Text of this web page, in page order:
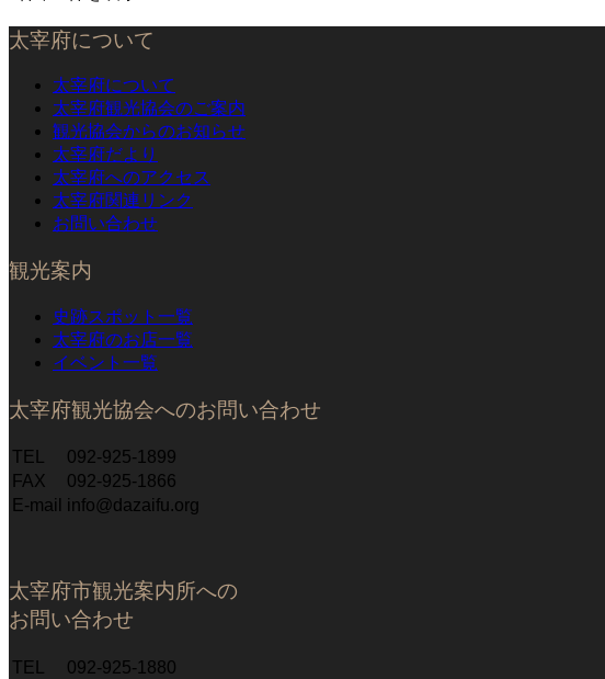
太宰府について
太宰府について
太宰府観光協会のご案内
観光協会からのお知らせ
太宰府だより
太宰府へのアクセス
太宰府関連リンク
お問い合わせ
観光案内
史跡スポット一覧
太宰府のお店一覧
イベント一覧
太宰府観光協会へのお問い合わせ
TEL
092-925-1899
FAX
092-925-1866
E-mail
info@dazaifu.org
太宰府市観光案内所への
お問い合わせ
TEL 092-925-1880